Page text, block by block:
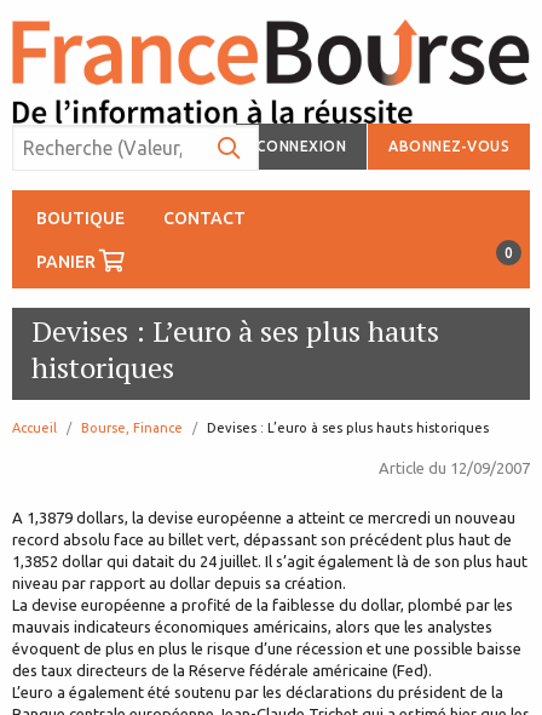
CONNEXION ABONNEZ-VOUS
BOUTIQUE CONTACT
PANIER 0
Devises : L’euro à ses plus hauts
historiques
Accueil Bourse, Finance page:
Devises : L’euro à ses plus hauts historiques
Article du 12/09/2007
A 1,3879 dollars, la devise européenne a atteint ce mercredi un nouveau
record absolu face au billet vert, dépassant son précédent plus haut de
1,3852 dollar qui datait du 24 juillet. Il s’agit également là de son plus haut
niveau par rapport au dollar depuis sa création.
La devise européenne a profité de la faiblesse du dollar, plombé par les
mauvais indicateurs économiques américains, alors que les analystes
évoquent de plus en plus le risque d’une récession et une possible baisse
des taux directeurs de la Réserve fédérale américaine (Fed).
L’euro a également été soutenu par les déclarations du président de la